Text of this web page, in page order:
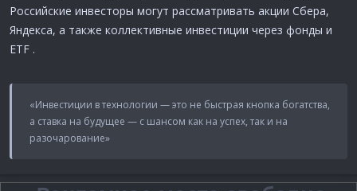
Российские инвесторы могут рассматривать акции Сбера,
Яндекса, а также коллективные инвестиции через фонды и
ETF .
«Инвестиции в технологии — это не быстрая кнопка богатства,
а ставка на будущее — с шансом как на успех, так и на
разочарование»